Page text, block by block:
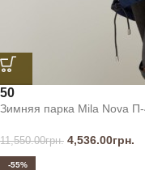
50
Зимняя парка Mila Nova
11,550.00грн. 4,536.00грн.
-55%